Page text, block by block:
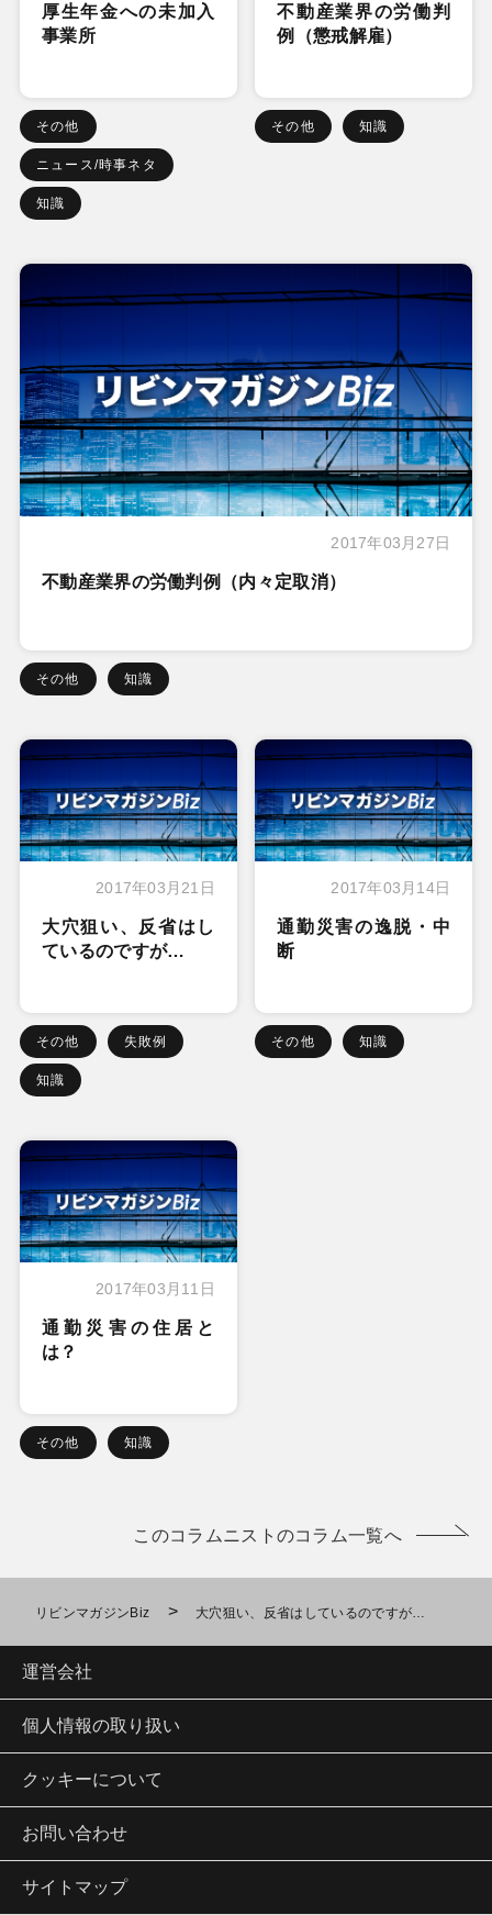
厚生年金への未加入
事業所
その他
ニュース/時事ネタ
知識
不動産業界の労働判
例（懲戒解雇）
その他 知識
2017年03月27日
不動産業界の労働判例（内々定取消）
その他 知識
2017年03月21日
大穴狙い、反省はし
ているのですが…
その他 失敗例
知識
2017年03月14日
通勤災害の逸脱・中
断
その他 知識
2017年03月11日
通勤災害の住居と
は？
その他 知識
このコラムニストのコラム一覧へ
リビンマガジンBiz > 大穴狙い、反省はしているのですが…
運営会社
個人情報の取り扱い
クッキーについて
お問い合わせ
サイトマップ